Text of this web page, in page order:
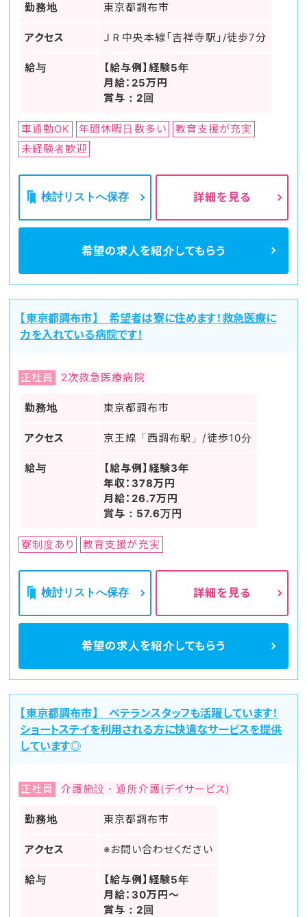
勤務地 東京都調布市
アクセス ＪＲ中央本線「吉祥寺駅」/徒歩7分
給与
【給与例】経験5年
月給：25万円
賞与：2回
車通勤OK 年間休暇日数多い
教育支援が充実
未経験者歓迎
検討リストへ保存 詳細を見る
希望の求人を紹介してもらう
【東京都調布市】 希望者は寮に住めます！救急医療に
力を入れている病院です！
正社員 2次救急医療病院
勤務地 東京都調布市
アクセス 京王線「西調布駅」/徒歩10分
給与
【給与例】経験3年
年収：378万円
月給：26.7万円
賞与：57.6万円
寮制度あり 教育支援が充実
検討リストへ保存 詳細を見る
希望の求人を紹介してもらう
【東京都調布市】 ベテランスタッフも活躍しています！
ショートステイを利用される方に快適なサービスを提供
しています◎
正社員 介護施設・通所介護(デイサービス)
勤務地 東京都調布市
アクセス ※お問い合わせください
給与
【給与例】経験5年
月給：30万円～
賞与：2回